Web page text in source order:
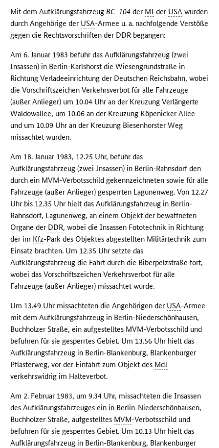
Mit dem AufklärungsfahrzeugBC–104 der MI der USA wurden
durch Angehörige der USA-Armee u. a. nachfolgende Verstöße
gegen die Rechtsvorschriften der DDR begangen:
Am 6. Januar 1983 befuhr das Aufklärungsfahrzeug (zwei
Insassen) in Berlin-Karlshorst die Wiesengrundstraße in
Richtung Verladeeinrichtung der Deutschen Reichsbahn, wobei
die Vorschriftszeichen Verkehrsverbot für alle Fahrzeuge
(außer Anlieger) um 10.04 Uhr an der Kreuzung Verlängerte
Waldowallee, um 10.06 an der Kreuzung Köpenicker Allee
und um 10.09 Uhr an der Kreuzung Biesenhorster Weg
missachtet wurden.
Am 18. Januar 1983, 12.25 Uhr, befuhr das
Aufklärungsfahrzeug (zwei Insassen) in Berlin-Rahnsdorf den
durch ein MVM-Verbotsschild gekennzeichneten sowie für alle
Fahrzeuge (außer Anlieger) gesperrten Lagunenweg. Von 12.27
Uhr bis 12.35 Uhr hielt das Aufklärungsfahrzeug in Berlin-
Rahnsdorf, Lagunenweg, an einem Objekt der bewaffneten
Organe der DDR, wobei die Insassen Fototechnik in Richtung
der im Kfz-Park des Objektes abgestellten Militärtechnik zum
Einsatz brachten. Um 12.35 Uhr setzte das
Aufklärungsfahrzeug die Fahrt durch die Biberpelzstraße fort,
wobei das Vorschriftszeichen Verkehrsverbot für alle
Fahrzeuge (außer Anlieger) missachtet wurde.
Um 13.49 Uhr missachteten die Angehörigen der USA-Armee
mit dem Aufklärungsfahrzeug in Berlin-Niederschönhausen,
Buchholzer Straße, ein aufgestelltes MVM-Verbotsschild und
befuhren für sie gesperrtes Gebiet. Um 13.56 Uhr hielt das
Aufklärungsfahrzeug in Berlin-Blankenburg, Blankenburger
Pflasterweg, vor der Einfahrt zum Objekt des MdI
verkehrswidrig im Halteverbot.
Am 2. Februar 1983, um 9.34 Uhr, missachteten die Insassen
des Aufklärungsfahrzeuges ein in Berlin-Niederschönhausen,
Buchholzer Straße, aufgestelltes MVM-Verbotsschild und
befuhren für sie gesperrtes Gebiet. Um 10.13 Uhr hielt das
Aufklärungsfahrzeug in Berlin-Blankenburg, Blankenburger